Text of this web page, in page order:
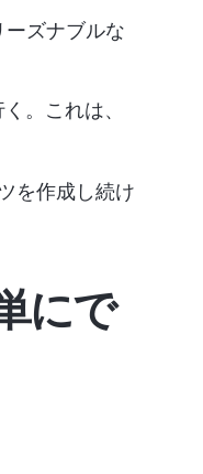
ズナブルな
。これは、
を作成し続け
にで